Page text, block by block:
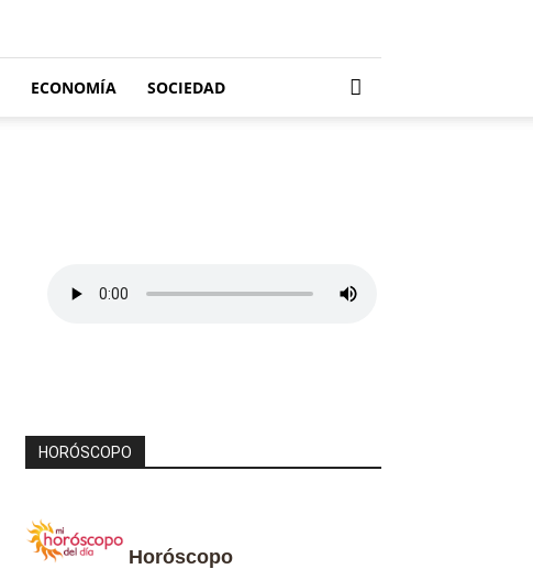
ECONOMÍA SOCIEDAD
HORÓSCOPO
Horóscopo